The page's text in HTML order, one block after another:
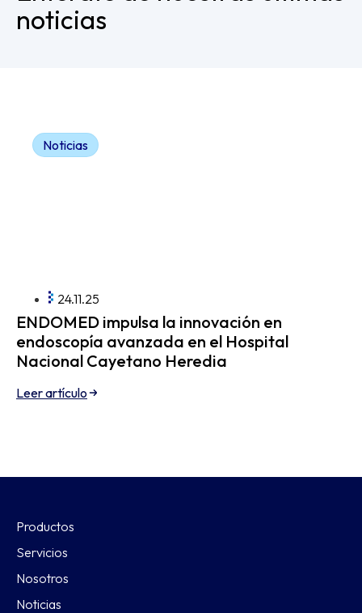
noticias
Noticias
24.11.25
ENDOMED impulsa la innovación en
endoscopía avanzada en el Hospital
Nacional Cayetano Heredia
Leer artículo
Productos
Servicios
Nosotros
Noticias